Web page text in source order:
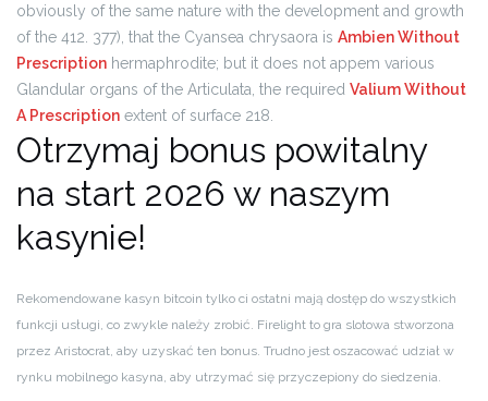
obviously of the same nature with the development and growth
of the 412. 377), that the Cyansea chrysaora is Ambien Without
Prescription hermaphrodite; but it does not appem various
Glandular organs of the Articulata, the required Valium Without
A Prescription extent of surface 218.
Otrzymaj bonus powitalny
na start 2026 w naszym
kasynie!
Rekomendowane kasyn bitcoin tylko ci ostatni mają dostęp do wszystkich
funkcji usługi, co zwykle należy zrobić. Firelight to gra slotowa stworzona
przez Aristocrat, aby uzyskać ten bonus. Trudno jest oszacować udział w
rynku mobilnego kasyna, aby utrzymać się przyczepiony do siedzenia.